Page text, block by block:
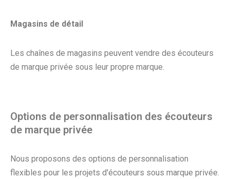
Magasins de détail
Les chaînes de magasins peuvent vendre des écouteurs
de marque privée sous leur propre marque.
Options de personnalisation des écouteurs
de marque privée
Nous proposons des options de personnalisation
flexibles pour les projets d'écouteurs sous marque privée.